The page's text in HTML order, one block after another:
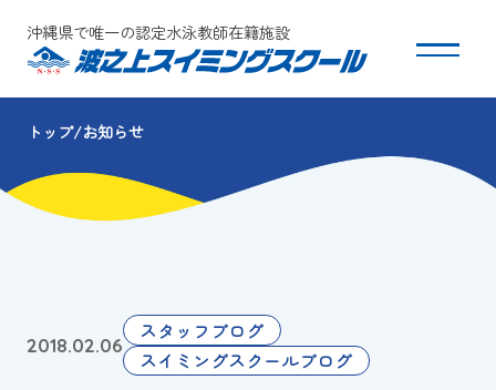
沖縄県で唯一の認定水泳教師在籍施設
スクールについて
コース・クラス紹介
団体会員募集
トップ お知らせ
2018.02.06
スタッフブログ
スイミングスクールブログ